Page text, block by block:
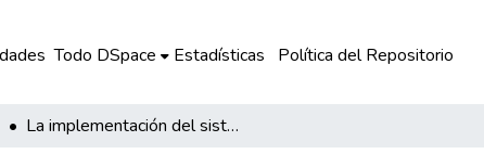
Todo DSpace Estadísticas Política del Repositorio
La implementación del sistema de gestión antisoborno ISO 37001 en el Grupo Aenza (antes Graña y Montero): impactos y desafíos en el periodo 2024-2025